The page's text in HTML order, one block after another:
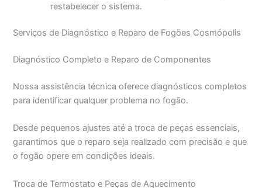
restabelecer o sistema.
Serviços de Diagnóstico e Reparo de Fogões Cosmópolis
Diagnóstico Completo e Reparo de Componentes
Nossa assistência técnica oferece diagnósticos completos
para identificar qualquer problema no fogão.
Desde pequenos ajustes até a troca de peças essenciais,
garantimos que o reparo seja realizado com precisão e que
o fogão opere em condições ideais.
Troca de Termostato e Peças de Aquecimento